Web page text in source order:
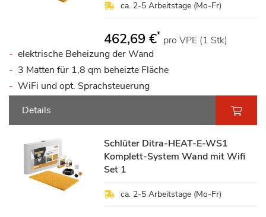
ca. 2-5 Arbeitstage (Mo-Fr)
462,69 €* pro VPE (1 Stk)
elektrische Beheizung der Wand
3 Matten für 1,8 qm beheizte Fläche
WiFi und opt. Sprachsteuerung
Details
Schlüter Ditra-HEAT-E-WS1
Komplett-System Wand mit Wifi
Set 1
ca. 2-5 Arbeitstage (Mo-Fr)